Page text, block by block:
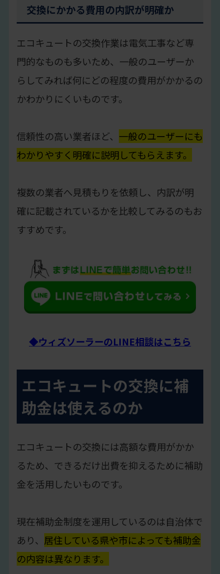
交換にかかる費用の内訳が明確か
エコキュートの交換作業は電気工事など専
門的なものも多いため、一般のユーザーか
らしてみれば何にどの程度の費用がかかるの
かわかりにくいものです。
信頼性の高い業者ほど、 一般のユーザーにも
わかりやすく明確に説明してもらえます。
複数の業者へ見積もりを依頼し、内訳が明
確に記載されているかを比較してみるのもお
すすめです。
◆ウィズソーラーのLINE相談はこちら
エコキュートの交換に補
助金は使えるのか
エコキュートの交換には高額な費用がかか
るため、できるだけ出費を抑えるために補助
金を活用したいものです。
現在補助金制度を運用しているのは自治体で
あり、 居住している県や市によっても補助金
の内容は異なります。